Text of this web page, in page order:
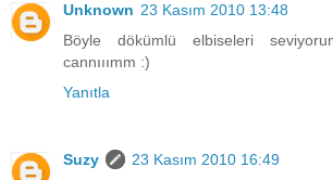
Unknown 23 Kasım 2010 13:48
Böyle dökümlü elbiseleri
cannııımm :)
Yanıtla
Suzy
23 Kasım 2010 16:49